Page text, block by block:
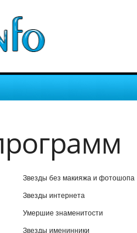
Звезды без макияжа и фотошопа
Звезды интернета
Умершие знаменитости
Звезды именинники